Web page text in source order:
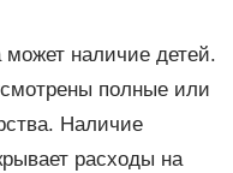
может наличие детей.
полные или
Наличие
расходы на